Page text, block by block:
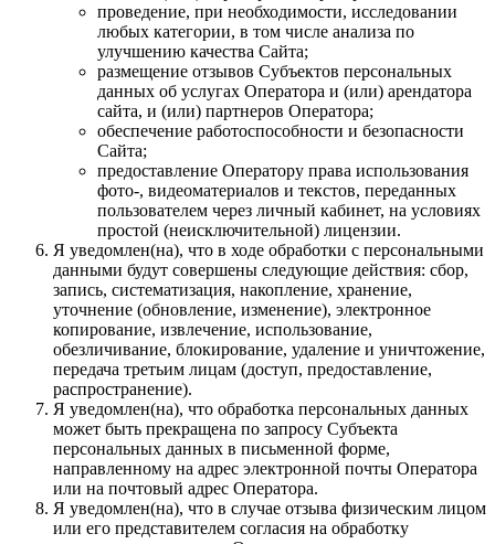
проведение, при необходимости, исследовании
любых категории, в том числе анализа по
улучшению качества Сайта;
размещение отзывов Субъектов персональных
данных об услугах Оператора и (или) арендатора
сайта, и (или) партнеров Оператора;
обеспечение работоспособности и безопасности
Сайта;
предоставление Оператору права использования
фото-, видеоматериалов и текстов, переданных
пользователем через личный кабинет, на условиях
простой (неисключительной) лицензии.
Я уведомлен(на), что в ходе обработки с персональными
данными будут совершены следующие действия: сбор,
запись, систематизация, накопление, хранение,
уточнение (обновление, изменение), электронное
копирование, извлечение, использование,
обезличивание, блокирование, удаление и уничтожение,
передача третьим лицам (доступ, предоставление,
распространение).
Я уведомлен(на), что обработка персональных данных
может быть прекращена по запросу Субъекта
персональных данных в письменной форме,
направленному на адрес электронной почты Оператора
или на почтовый адрес Оператора.
Я уведомлен(на), что в случае отзыва физическим лицом
или его представителем согласия на обработку